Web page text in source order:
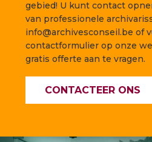
gebied! U kunt contact
van professionele
info@archivesconseil.be of
contactformulier op onze
gratis offerte aan te vragen.
CONTACTEER ONS